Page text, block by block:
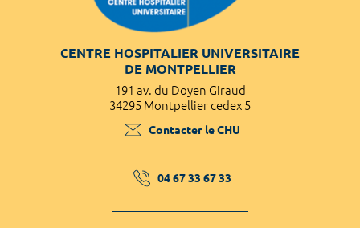
CENTRE HOSPITALIER UNIVERSITAIRE
DE MONTPELLIER
191 av. du Doyen Giraud
34295 Montpellier cedex 5
Contacter le CHU
04 67 33 67 33